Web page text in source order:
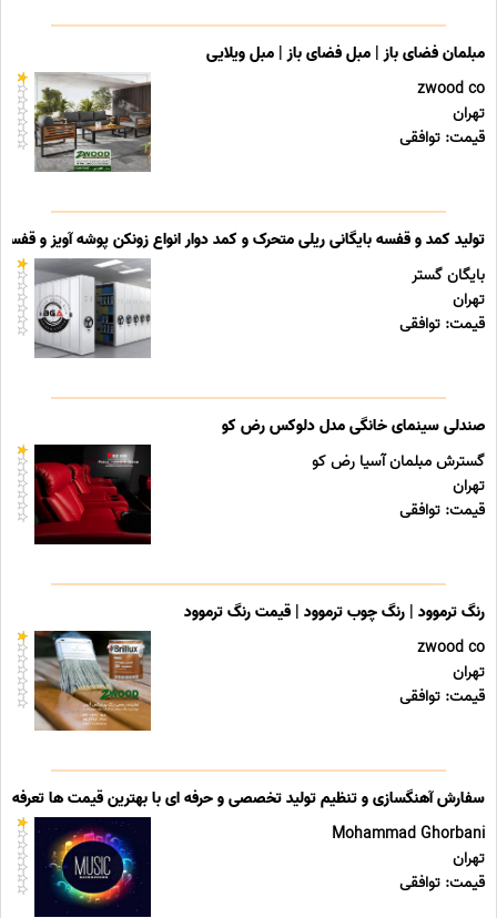
مبلمان فضای باز | مبل فضای باز | مبل ویلایی
zwood co
تهران
قیمت: توافقی
تولید کمد و قفسه بایگانی ریلی متحرک و کمد دوار انواع زونکن پوشه آویز و قفسه
بایگان گستر
تهران
قیمت: توافقی
صندلی سینمای خانگی مدل دلوکس رض کو
گسترش مبلمان آسیا رض کو
تهران
قیمت: توافقی
رنگ ترموود | رنگ چوب ترموود | قیمت رنگ ترموود
zwood co
تهران
قیمت: توافقی
سفارش آهنگسازی و تنظیم تولید تخصصی و حرفه ای با بهترین قیمت ها تعرفه
Mohammad Ghorbani
تهران
قیمت: توافقی